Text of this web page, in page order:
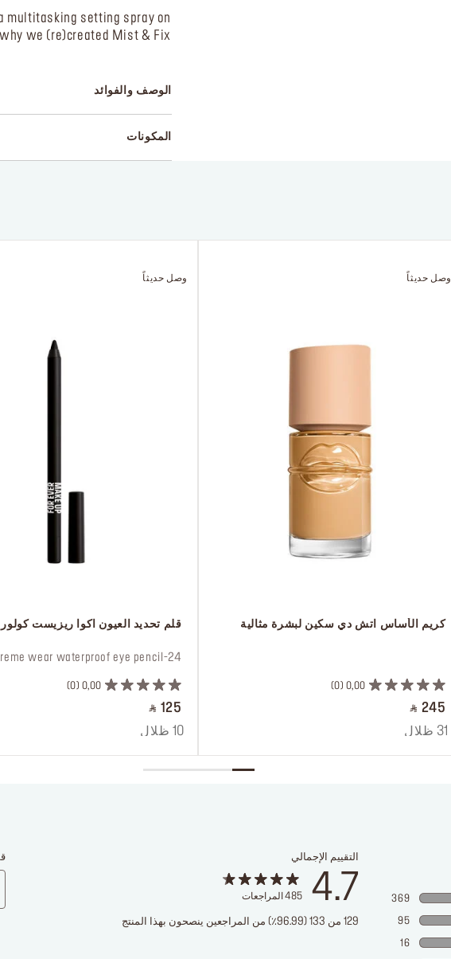
multitasking setting spray on
we (re)created Mist & Fix.
الوصف والفوائد
المكونات
وصل حديثاً
قلم تحديد العيون اكوا ريزيست
0,00
0
‎ ⃁ 125 ‎
10 ظلال
وصل حديثاً
كريم الأساس اتش دي سكين لبشرة مثالية
0,00
0
‎ ⃁ 245 ‎
31 ظلال
369
95
16
التقييم الإجمالي
4.7
485 المراجعات
129 من 133 (96.99٪) من المراجعين ينصحون بهذا المنتج